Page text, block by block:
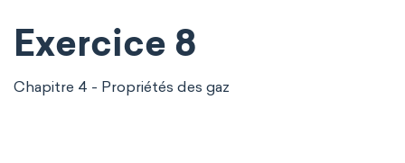
Exercice 8
Chapitre 4 - Propriétés des gaz